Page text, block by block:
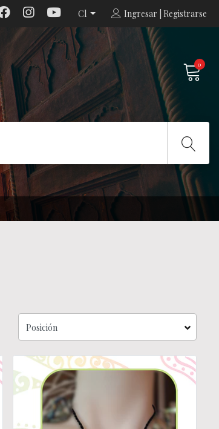
Cl Ingresar | Registrarse
0